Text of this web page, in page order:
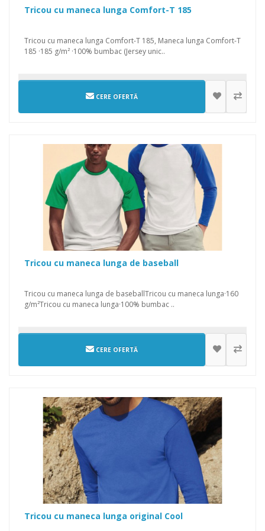
Tricou cu maneca lunga Comfort-T 185
Tricou cu maneca lunga Comfort-T 185, Maneca lunga Comfort-T
185 ·185 g/m² ·100% bumbac (Jersey unic..
CERE OFERTĂ
Tricou cu maneca lunga de baseball
Tricou cu maneca lunga de baseballTricou cu maneca lunga·160
g/m²Tricou cu maneca lunga·100% bumbac ..
CERE OFERTĂ
Tricou cu maneca lunga original Cool